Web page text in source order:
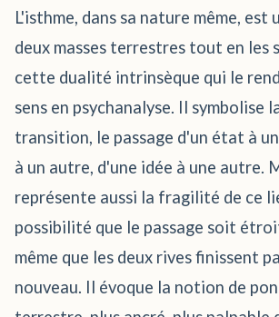
L'isthme, dans sa nature même, est
deux masses terrestres tout en les
cette dualité intrinsèque qui le
sens en psychanalyse. Il symbolise
transition, le passage d'un état à
à un autre, d'une idée à une autre.
représente aussi la fragilité de ce
possibilité que le passage soit
même que les deux rives finissent
nouveau. Il évoque la notion de